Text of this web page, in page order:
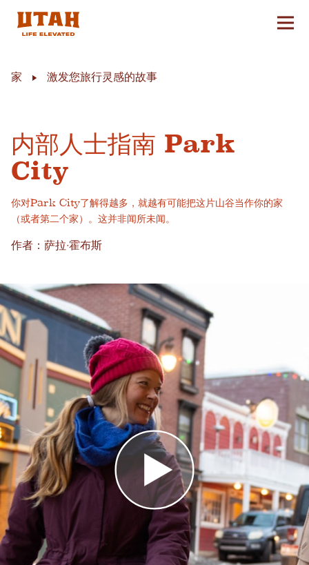
切换
家 激发您旅行灵感的故事
内部人士指南 Park
City
你对Park City了解得越多，就越有可能把这片山谷当作你的家
（或者第二个家）。这并非闻所未闻。
作者：萨拉·霍布斯